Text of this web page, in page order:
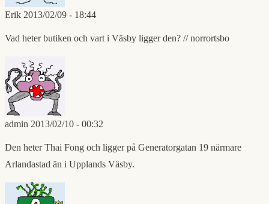
Erik 2013/02/09 - 18:44
Vad heter butiken och vart i Väsby ligger den? // norrortsbo
admin 2013/02/10 - 00:32
Den heter Thai Fong och ligger på Generatorgatan 19 närmare
Arlandastad än i Upplands Väsby.